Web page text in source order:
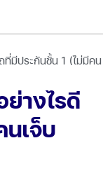
ที่มีประกันชั้น 1 (ไม่มีคน
างไรดี
เจ็บ